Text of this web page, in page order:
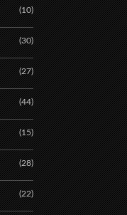
(10)
(30)
(27)
(44)
(15)
(28)
(22)